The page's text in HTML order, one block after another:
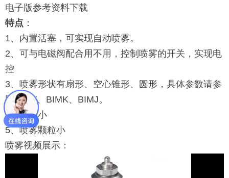
电子版参考资料下载
特点 ：
1、内置活塞，可实现自动喷雾。
2、可与电磁阀配合用不用，控制喷雾的开关，实现电
控
3、喷雾形状有扇形、空心锥形、圆形，具体参数请参
照BIMV、BIMK、BIMJ。
4、体积小
5、喷雾颗粒小
喷雾视频展示：